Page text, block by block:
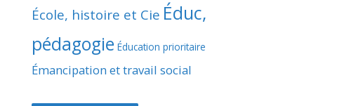
École, histoire et Cie Éduc,
pédagogie Éducation prioritaire
Émancipation et travail social